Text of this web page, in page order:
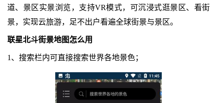
道、景区实景浏览，支持VR模式，可沉浸式逛景区、看街
景，实现云旅游，足不出户看遍全球街景与景区。
联星北斗街景地图怎么用
1、搜索栏内可直接搜索世界各地景色；